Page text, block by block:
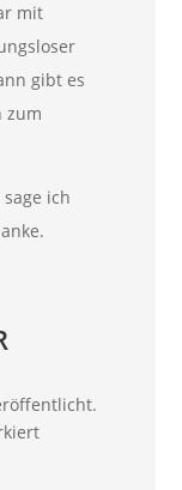
mit
gibt es
zum
ich